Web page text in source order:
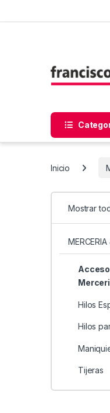
Inicio
Mostrar
Hilos
Hilos
Tijeras